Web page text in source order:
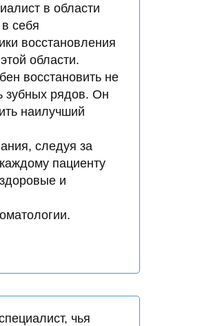
в области
себя
восстановления
области.
восстановить не
зубных рядов. Он
наилучший
следуя за
пациенту
и
чья